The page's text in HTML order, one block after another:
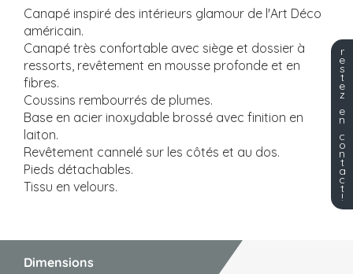
Canapé inspiré des intérieurs glamour de l'Art Déco
américain.
Canapé très confortable avec siège et dossier à
ressorts, revêtement en mousse profonde et en
fibres.
Coussins rembourrés de plumes.
Base en acier inoxydable brossé avec finition en
laiton.
Revêtement cannelé sur les côtés et au dos.
Pieds détachables.
Tissu en velours.
Dimensions
r
e
s
t
e
z
e
n
c
o
n
t
a
c
t
!